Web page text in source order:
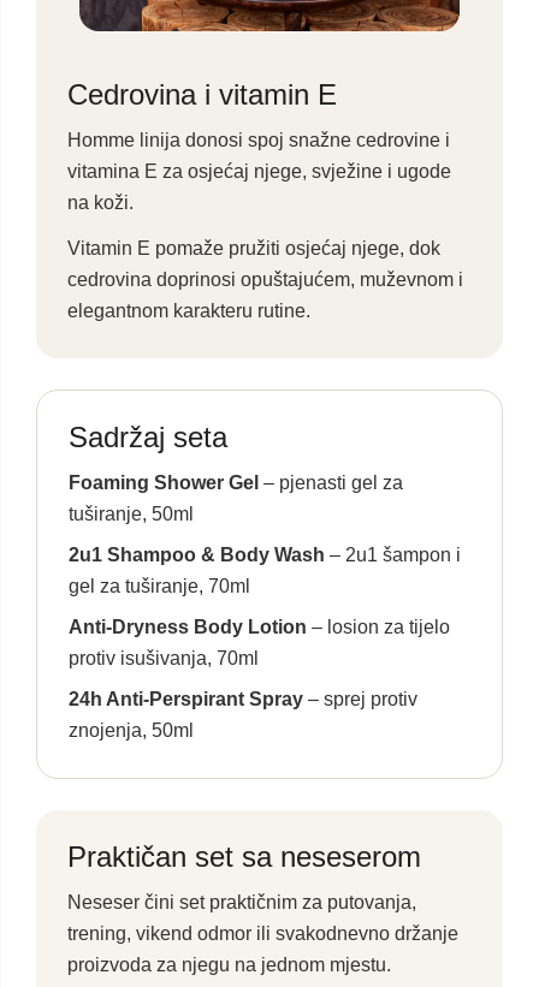
Cedrovina i vitamin E
Homme linija donosi spoj snažne cedrovine i
vitamina E za osjećaj njege, svježine i ugode
na koži.
Vitamin E pomaže pružiti osjećaj njege, dok
cedrovina doprinosi opuštajućem, muževnom i
elegantnom karakteru rutine.
Sadržaj seta
Foaming Shower Gel – pjenasti gel za
tuširanje, 50ml
2u1 Shampoo & Body Wash – 2u1 šampon i
gel za tuširanje, 70ml
Anti-Dryness Body Lotion – losion za tijelo
protiv isušivanja, 70ml
24h Anti-Perspirant Spray – sprej protiv
znojenja, 50ml
Praktičan set sa neseserom
Neseser čini set praktičnim za putovanja,
trening, vikend odmor ili svakodnevno držanje
proizvoda za njegu na jednom mjestu.